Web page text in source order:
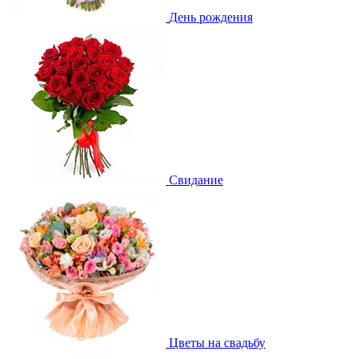
День рождения
Свидание
Цветы на свадьбу